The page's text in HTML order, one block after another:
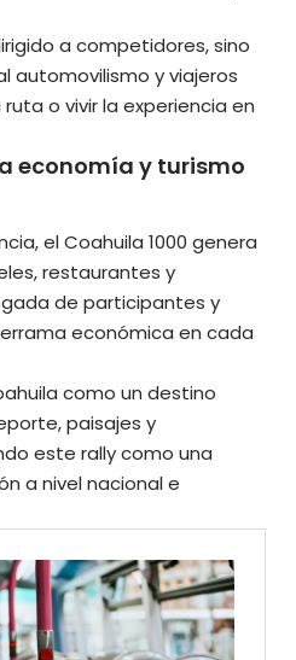
a competidores, sino
automovilismo y viajeros
o vivir la experiencia en
economía y turismo
el Coahuila 1000 genera
restaurantes y
de participantes y
económica en cada
como un destino
paisajes y
este rally como una
a nivel nacional e